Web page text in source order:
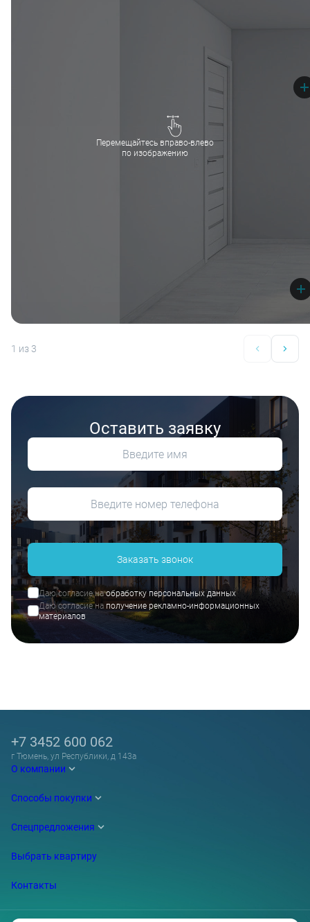
Перемещайтесь вправо-влево
по изображению
1 из 3
Оставить заявку
Заказать звонок
Даю согласие наобработку персональных данных
Даю согласие на получение рекламно-информационных
материалов
О компании
Способы покупки
Спецпредложения
Выбрать квартиру
Контакты
+7 3452 600 062
г Тюмень, ул Республики, д 143а